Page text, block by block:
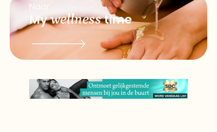
Naar
Mywellnesstime